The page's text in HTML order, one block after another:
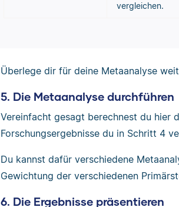
vergleichen.
Überlege dir für deine Metaanalyse
5. Die Metaanalyse durchführen
Vereinfacht gesagt berechnest du hier
Forschungsergebnisse du in Schritt 4
Du kannst dafür verschiedene
Gewichtung der verschiedenen
6. Die Ergebnisse präsentieren